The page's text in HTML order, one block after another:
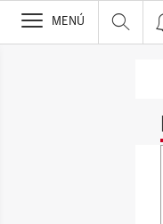
>
MENÚ